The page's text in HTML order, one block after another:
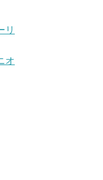
リ
オ